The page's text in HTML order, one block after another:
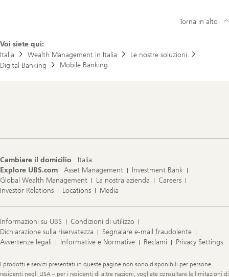
Voi siete qui:
Italia
Wealth Management in Italia
Le nostre soluzioni
Digital Banking
Mobile Banking
Torna in alto
Cambiare il domicilio
Italia
Explore UBS.com
Asset Management
Investment Bank
Global Wealth Management
La nostra azienda
Careers
Investor Relations
Locations Media
Informazioni su UBS
Condizioni di utilizzo
Dichiarazione sulla riservatezza
Segnalare e-mail fraudolente
Avvertenze legali
Informative e Normative Reclami Privacy Settings
Legal
Information
I prodotti e servizi presentati in queste pagine non sono disponibili per persone
residenti negli USA – per i residenti di altre nazioni, vogliate consultare le limitazioni di